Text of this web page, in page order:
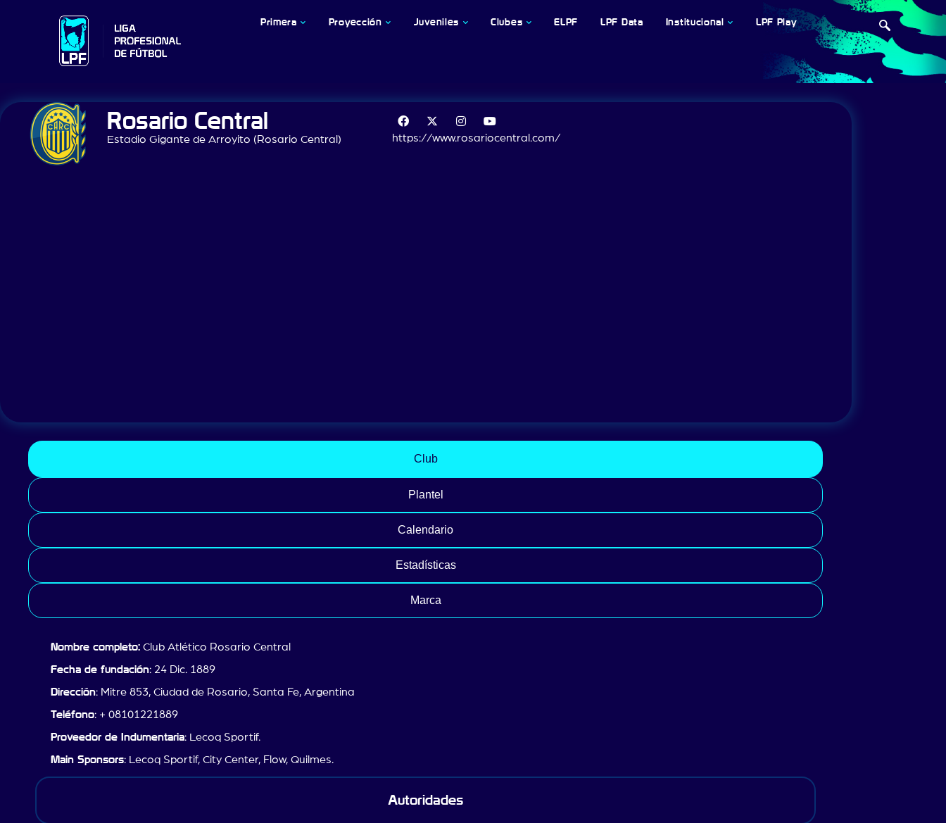
Primera Proyección Juveniles Clubes ELPF LPF Data Institucional LPF Play
Rosario Central
Estadio Gigante de Arroyito (Rosario Central) https://www.rosariocentral.com/
Club
Plantel
Calendario
Estadísticas
Marca
Nombre completo: Club Atlético Rosario Central
Fecha de fundación: 24 Dic. 1889
Dirección: Mitre 853, Ciudad de Rosario, Santa Fe, Argentina
Teléfono: + 08101221889
Proveedor de Indumentaria: Lecoq Sportif.
Main Sponsors: Lecoq Sportif, City Center, Flow, Quilmes.
Autoridades